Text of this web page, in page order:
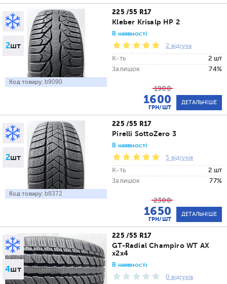
2шт
Код товару: b9090
225 /55 R17
Kleber Krisalp HP 2
В наявності
2 відгука
К-ть
2 шт
Залишок
74%
1900
1600
ГРН/ШТ
ДЕТАЛЬНІШЕ
2шт
Код товару: b8372
225 /55 R17
Pirelli SottoZero 3
В наявності
5 відгуків
К-ть
2 шт
Залишок
77%
2300
1650
ГРН/ШТ
ДЕТАЛЬНІШЕ
4шт
225 /55 R17
GT-Radial Champiro WT AX
x2x4
В наявності
0 відгуків